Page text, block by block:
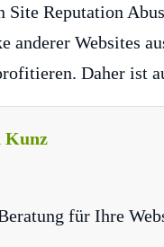
Reputation
anderer Websites
Daher ist
Kunz
für Ihre